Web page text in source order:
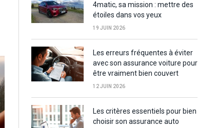
4matic, sa mission : mettre des
étoiles dans vos yeux
19 JUIN 2026
Les erreurs fréquentes à éviter
avec son assurance voiture pour
être vraiment bien couvert
12 JUIN 2026
Les critères essentiels pour bien
choisir son assurance auto